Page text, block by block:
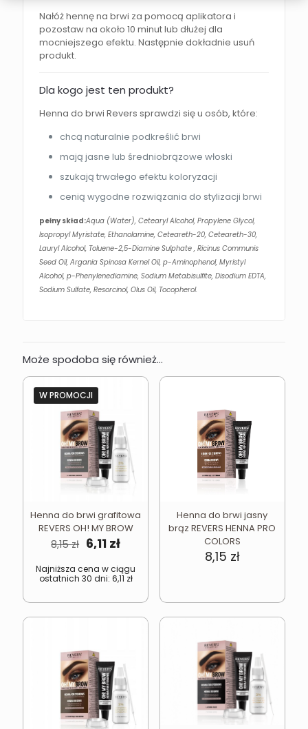
Nałóż hennę na brwi za pomocą aplikatora i
pozostaw na około 10 minut lub dłużej dla
mocniejszego efektu. Następnie dokładnie usuń
produkt.
Dla kogo jest ten produkt?
Henna do brwi Revers sprawdzi się u osób, które:
chcą naturalnie podkreślić brwi
mają jasne lub średniobrązowe włoski
szukają trwałego efektu koloryzacji
cenią wygodne rozwiązania do stylizacji brwi
pełny skład:Aqua (Water), Cetearyl Alcohol, Propylene Glycol,
Isopropyl Myristate, Ethanolamine, Ceteareth-20, Ceteareth-30,
Lauryl Alcohol, Toluene-2,5-Diamine Sulphate , Ricinus Communis
Seed Oil, Argania Spinosa Kernel Oil, p-Aminophenol, Myristyl
Alcohol, p-Phenylenediamine, Sodium Metabisulfite, Disodium EDTA,
Sodium Sulfate, Resorcinol, Olus Oil, Tocopherol.
Może spodoba się również…
W PROMOCJI
Henna do brwi grafitowa
REVERS OH! MY BROW
8,15zł Pierwotna
wynosiła:
8,15 zł.
6,11 złAktualna
wynosi:
6,11 zł.
Najniższa cena w ciągu
ostatnich 30 dni: 6,11 zł
Henna do brwi jasny
brąz REVERS HENNA PRO
COLORS
8,15 zł